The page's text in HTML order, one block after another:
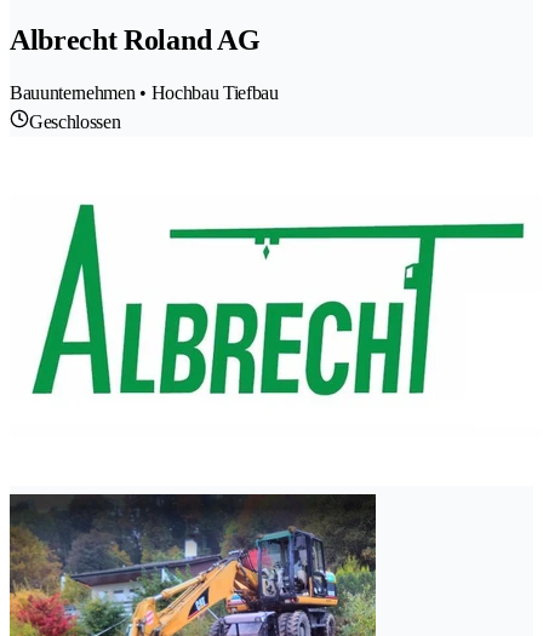
Albrecht Roland AG
Bauunternehmen • Hochbau Tiefbau
Geschlossen